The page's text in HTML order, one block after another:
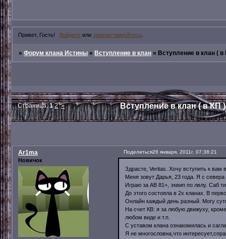
Привет, Гость! Войдитеили зарегистрируйтесь
»Форум клана Истины »Вступление в клан »Вступление в клан ( в
Вступление в клан ( в КП )
Страница:1 2 »
Поделиться26 января, 2011г. 07:38:21
Ar1ma
Новичок
Здрасте, Veritas. Хочу вступить к
Меня зовут Дарья, 23 года. Я с
Играю за АВ 81+, эквип по лвлу. Саб
До этого состояла в 2х кланах. В
Онлайн каждый день разный. Могу
На счет КВ: я за любую движуху,
любом виде и т.п.
С уставом клана ознакомилась и
Я не многословна,что